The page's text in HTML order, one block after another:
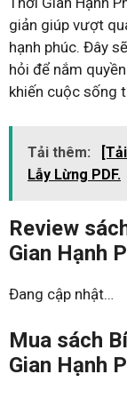
giản giúp vượt
hạnh phúc. Đây
hỏi để nắm
khiến cuộc sống
Tải thêm:
Lẫy Lừng PDF.
Review
Gian Hạnh
Đang cập nhật…
Mua sách
Gian Hạnh